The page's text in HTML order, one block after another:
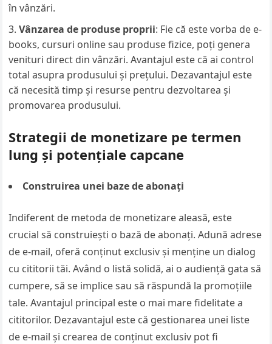
în vânzări.
Vânzarea de produse proprii: Fie că este vorba de e-
books, cursuri online sau produse fizice, poți genera
venituri direct din vânzări. Avantajul este că ai control
total asupra produsului și prețului. Dezavantajul este
că necesită timp și resurse pentru dezvoltarea și
promovarea produsului.
Strategii de monetizare pe termen
lung și potențiale capcane
Construirea unei baze de abonați
Indiferent de metoda de monetizare aleasă, este
crucial să construiești o bază de abonați. Adună adrese
de e-mail, oferă conținut exclusiv și menține un dialog
cu cititorii tăi. Având o listă solidă, ai o audiență gata să
cumpere, să se implice sau să răspundă la promoțiile
tale. Avantajul principal este o mai mare fidelitate a
cititorilor. Dezavantajul este că gestionarea unei liste
de e-mail și crearea de conținut exclusiv pot fi